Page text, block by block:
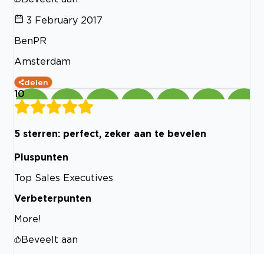
3 February 2017
BenPR
Amsterdam
delen
10
5 sterren: perfect, zeker aan te bevelen
Pluspunten
Top Sales Executives
Verbeterpunten
More!
Beveelt aan